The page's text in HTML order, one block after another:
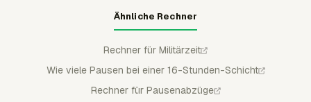
Ähnliche Rechner
Rechner für Militärzeit
Wie viele Pausen bei einer 16-Stunden-Schicht
Rechner für Pausenabzüge